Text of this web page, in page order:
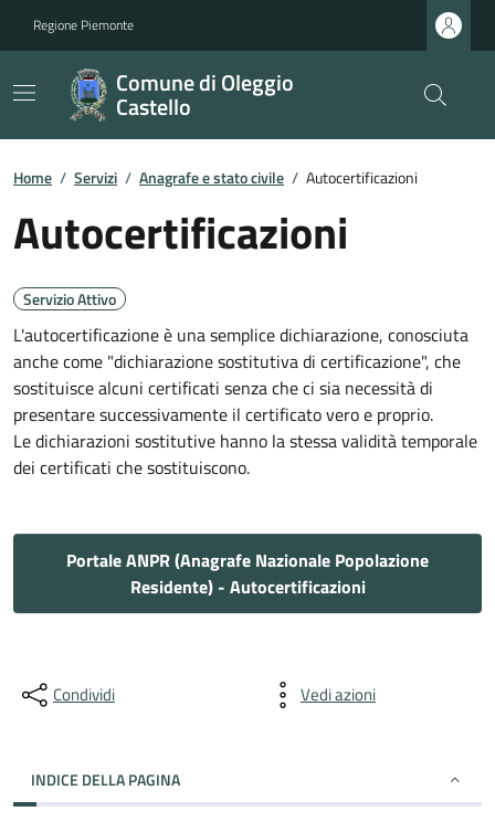
Regione Piemonte
Comune di Oleggio
Castello
Home / Servizi / Anagrafe e stato civile / Autocertificazioni
Autocertificazioni
Servizio Attivo
L'autocertificazione è una semplice dichiarazione, conosciuta
anche come "dichiarazione sostitutiva di certificazione", che
sostituisce alcuni certificati senza che ci sia necessità di
presentare successivamente il certificato vero e proprio.
Le dichiarazioni sostitutive hanno la stessa validità temporale
dei certificati che sostituiscono.
Portale ANPR (Anagrafe Nazionale Popolazione
Residente) - Autocertificazioni
Condividi Vedi azioni
INDICE DELLA PAGINA